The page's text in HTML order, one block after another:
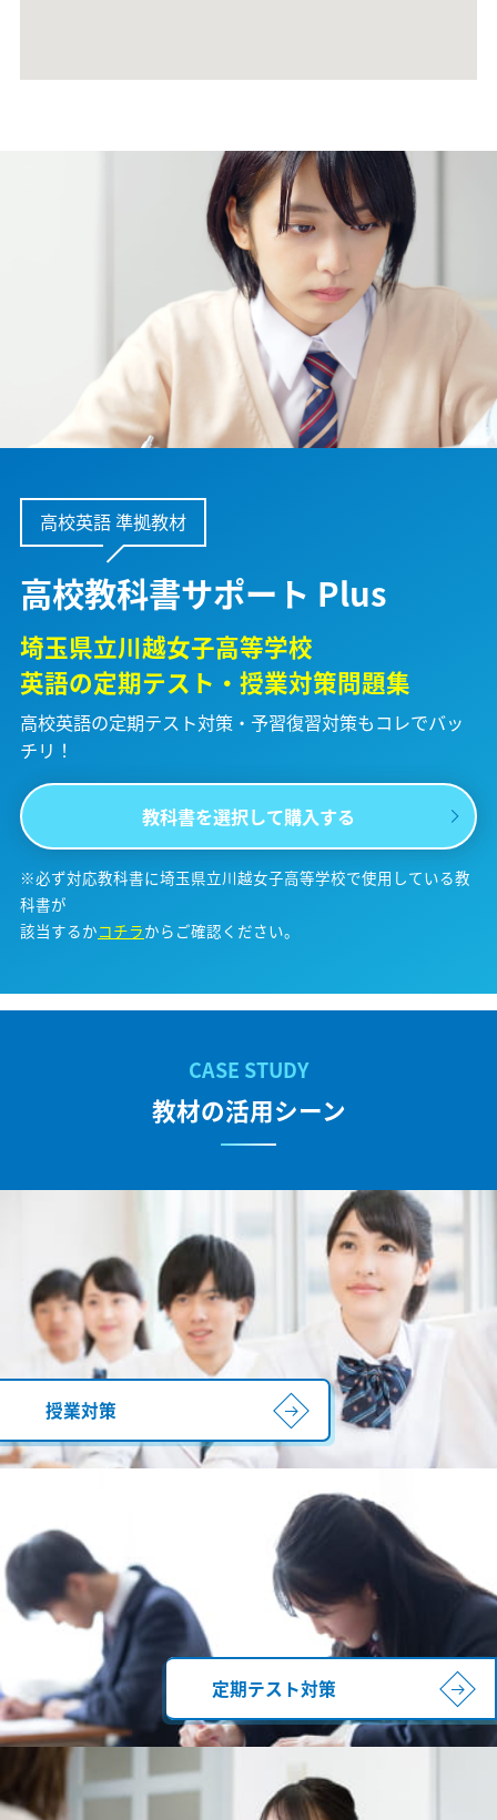
高校英語 準拠教材
高校教科書サポート Plus
埼玉県立川越女子高等学校
英語の定期テスト・授業対策問題集
高校英語の定期テスト対策・予習復習対策もコレでバッ
チリ！
教科書を選択して購入する
※必ず対応教科書に埼玉県立川越女子高等学校で使用している教
科書が
該当するかコチラからご確認ください。
教材の活用シーン
授業対策
定期テスト対策